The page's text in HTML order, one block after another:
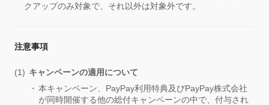
クアップのみ対象で、それ以外は対象外です。
注意事項
キャンペーンの適用について
本キャンペーン、PayPay利用特典及びPayPay株式会社
が同時開催する他の総付キャンペーンの中で、付与され